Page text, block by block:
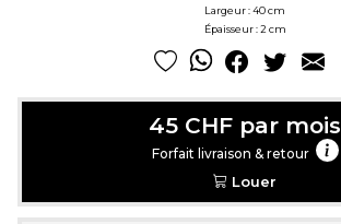
Largeur : 40 cm
Épaisseur : 2 cm
45 CHF par mois
Forfait livraison & retour
Louer